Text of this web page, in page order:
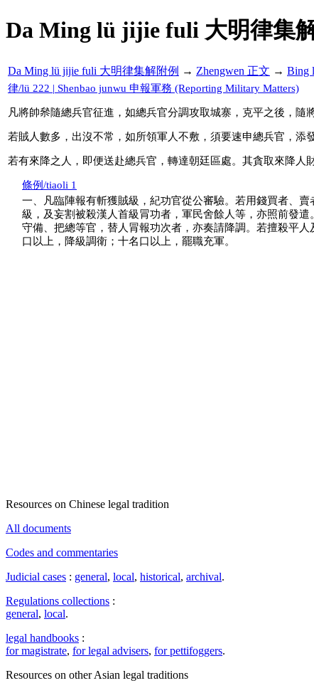
Da Ming lü jijie fuli 大明律集
Da Ming lü jijie fuli 大明律集解附例 → Zhengwen 正文 → Bing
律/lü 222 | Shenbao junwu 申報軍務 (Reporting Military Matters)
凡將帥㕘隨總兵官征進，如總兵官分調攻取城寨，克平之後，隨
若賊人數多，出沒不常，如所領軍人不敷，須要速申總兵官，添
若有來降之人，即便送赴總兵官，轉達朝廷區處。其貪取來降人
條例/tiaoli 1
一、凡臨陣報有斬獲賊級，紀功官從公審驗。若用錢買者、
級，及妄割被殺漢人首級冐功者，軍民舍餘人等，亦照前發
守備、把總等官，替人冐報功次者，亦奏請降調。若擅殺平
口以上，降級調衛；十名口以上，罷職充軍。
Resources on Chinese legal tradition
All documents
Codes and commentaries
Judicial cases : general, local, historical, archival.
Regulations collections :
general, local.
legal handbooks :
for magistrate, for legal advisers, for pettifoggers.
Resources on other Asian legal traditions